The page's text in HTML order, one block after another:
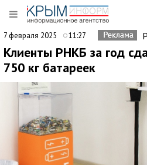
7 февраля 2025 11:27
Клиенты РНКБ за год
750 кг батареек